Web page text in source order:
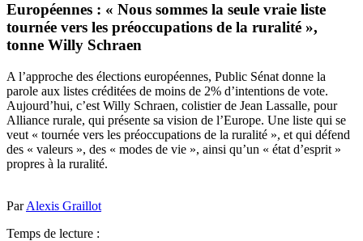
Européennes : « Nous sommes la seule vraie liste
tournée vers les préoccupations de la ruralité »,
tonne Willy Schraen
A l’approche des élections européennes, Public Sénat donne la
parole aux listes créditées de moins de 2% d’intentions de vote.
Aujourd’hui, c’est Willy Schraen, colistier de Jean Lassalle, pour
Alliance rurale, qui présente sa vision de l’Europe. Une liste qui se
veut « tournée vers les préoccupations de la ruralité », et qui défend
des « valeurs », des « modes de vie », ainsi qu’un « état d’esprit »
propres à la ruralité.
ParAlexis Graillot
Temps de lecture :